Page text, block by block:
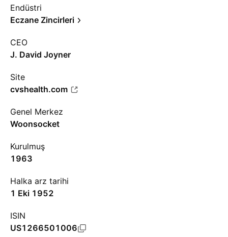
Endüstri
Eczane Zincirleri
CEO
J. David Joyner
Site
cvshealth.com
Genel Merkez
Woonsocket
Kurulmuş
1963
Halka arz tarihi
1 Eki 1952
ISIN
US1266501006